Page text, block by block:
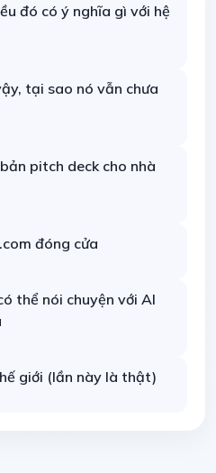
đó có ý nghĩa gì với hệ
tại sao nó vẫn chưa
pitch deck cho nhà
đóng cửa
thể nói chuyện với AI
giới (lần này là thật)